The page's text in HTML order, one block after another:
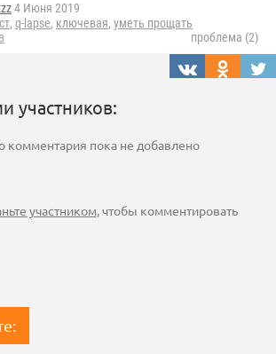
4 Июня 2019
, q-lapse, ключевая, уметь прощать
проблема (2)
участников:
комментария пока не добавлено
участником, чтобы комментировать